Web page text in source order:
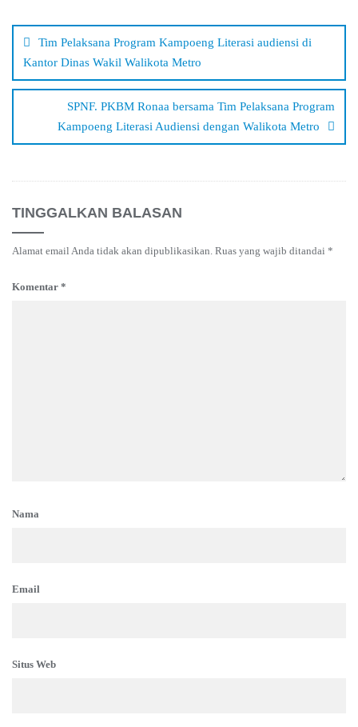
pos
Tim Pelaksana Program Kampoeng Literasi audiensi di
Kantor Dinas Wakil Walikota Metro
SPNF. PKBM Ronaa bersama Tim Pelaksana Program
Kampoeng Literasi Audiensi dengan Walikota Metro
TINGGALKAN BALASAN
Alamat email Anda tidak akan dipublikasikan. Ruas yang wajib ditandai *
Komentar *
Nama
Email
Situs Web